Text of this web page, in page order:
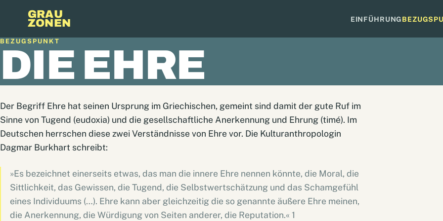
GRAU
ZONEN EINFÜHRUNG
BEZUGSPUNKT
DIE EHRE
Der Begriff Ehre hat seinen Ursprung im Griechischen, gemeint sind damit der gute Ruf im
Sinne von Tugend (eudoxia) und die gesellschaftliche Anerkennung und Ehrung (timé). Im
Deutschen herrschen diese zwei Verständnisse von Ehre vor. Die Kulturanthropologin
Dagmar Burkhart schreibt:
»Es bezeichnet einerseits etwas, das man die innere Ehre nennen könnte, die Moral, die
Sittlichkeit, das Gewissen, die Tugend, die Selbstwertschätzung und das Schamgefühl
eines Individuums (…). Ehre kann aber gleichzeitig die so genannte äußere Ehre meinen,
die Anerkennung, die Würdigung von Seiten anderer, die Reputation.« 1